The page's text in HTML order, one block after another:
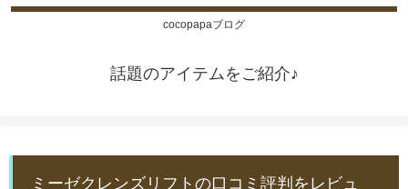
cocopapaブログ
話題のアイテムをご紹介♪
ミーゼクレンズリフトの口コミ評判をレビュ